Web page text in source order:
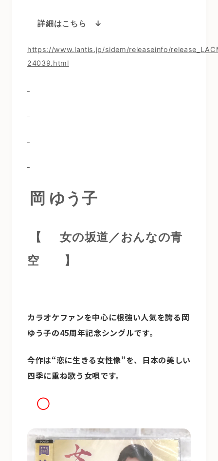
詳細はこちら ↓
https://www.lantis.jp/sidem/releaseinfo/
24039.html
岡 ゆう子
【
女の坂道／おんなの青
空
】
カラオケファンを中心に根強い人気を誇る岡
ゆう子の45周年記念シングルです。
今作は“恋に生きる女性像”を、日本の美しい
四季に重ね歌う女唄です。
◯